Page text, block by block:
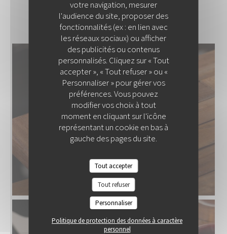
votre navigation, mesurer
l'audience du site, proposer des
fonctionnalités (ex : en lien avec
les réseaux sociaux) ou afficher
des publicités ou contenus
personnalisés. Cliquez sur « Tout
accepter », « Tout refuser » ou «
Personnaliser » pour gérer vos
préférences. Vous pouvez
modifier vos choix à tout
moment en cliquant sur l'icône
représentant un cookie en bas à
gauche des pages du site.
Tout accepter
Tout refuser
Personnaliser
Politique de protection des données à caractère
personnel
NOS PLAT
COLITA